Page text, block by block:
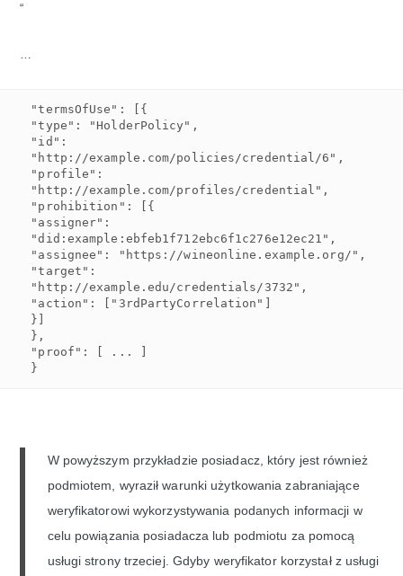
“
"termsOfUse": [{
"type": "HolderPolicy",
"id":
"http://example.com/policies/credential/6",
"profile":
"http://example.com/profiles/credential",
"prohibition": [{
"assigner":
"did:example:ebfeb1f712ebc6f1c276e12ec21",
"assignee": "https://wineonline.example.org/",
"target":
"http://example.edu/credentials/3732",
"action": ["3rdPartyCorrelation"]
}]
},
"proof": [ ... ]
}
W powyższym przykładzie posiadacz, który jest również
podmiotem, wyraził warunki użytkowania zabraniające
weryfikatorowi wykorzystywania podanych informacji w
celu powiązania posiadacza lub podmiotu za pomocą
usługi strony trzeciej. Gdyby weryfikator korzystał z usługi